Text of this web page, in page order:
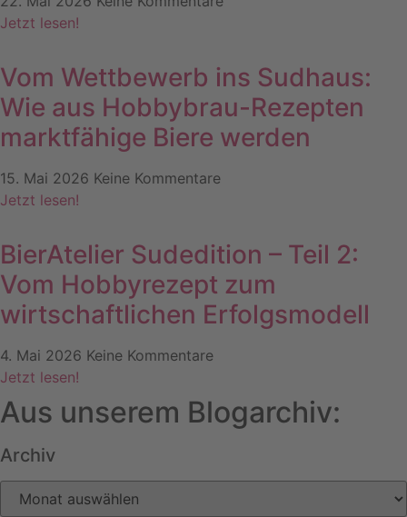
Jetzt lesen!
Vom Wettbewerb ins Sudhaus:
Wie aus Hobbybrau-Rezepten
marktfähige Biere werden
15. Mai 2026 Keine Kommentare
Jetzt lesen!
BierAtelier Sudedition – Teil 2:
Vom Hobbyrezept zum
wirtschaftlichen Erfolgsmodell
4. Mai 2026 Keine Kommentare
Jetzt lesen!
Aus unserem Blogarchiv:
Archiv
Archiv